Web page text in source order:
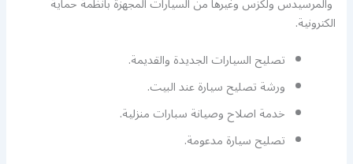
الكترونية.
تصليح السيارات الجديدة والقديمة.
ورشة تصليح سيارة عند البيت.
خدمة اصلاح وصيانة سبارات منزلية.
تصليح سيارة مدعومة.